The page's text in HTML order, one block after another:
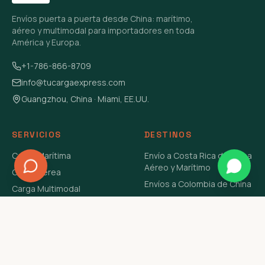
Envíos puerta a puerta desde China: marítimo,
aéreo y multimodal para importadores en toda
América y Europa.
+1-786-866-8709
info@tucargaexpress.com
Guangzhou, China · Miami, EE.UU.
SERVICIOS
Carga Marítima
Carga Aérea
Carga Multimodal
DESTINOS
Envío a Costa Rica de China
Aéreo y Marítimo
Envíos a Colombia de China